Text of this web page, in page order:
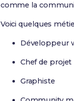
comme la
Voici quelques
Développeur
Chef de
Graphiste